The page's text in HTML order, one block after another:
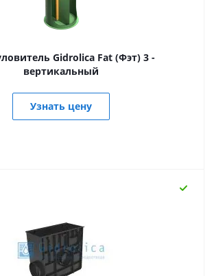
Gidrolica Fat (Фэт) 3 -
вертикальный
Узнать цену